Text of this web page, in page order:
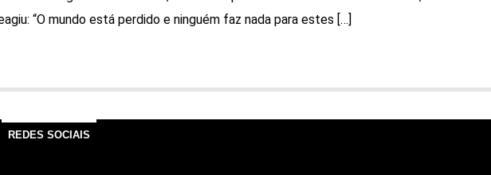
“O mundo está perdido e ninguém faz nada para estes […]
REDES SOCIAIS